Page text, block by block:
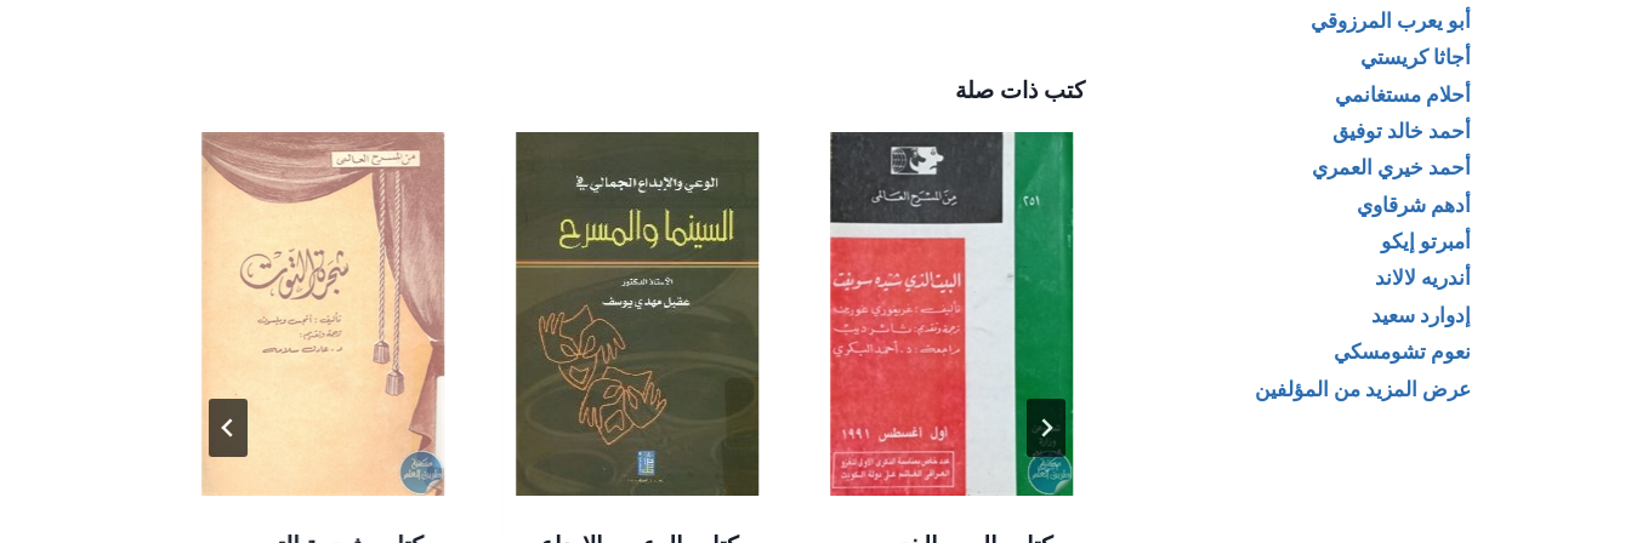
كتب ذات صلة
أبو يعرب المرزوقي
أجاثا كريستي
أحلام مستغانمي
أحمد خالد توفيق
أحمد خيري العمري
أدهم شرقاوي
أمبرتو إيكو
أندريه لالاند
إدوارد سعيد
نعوم تشومسكي
عرض المزيد من المؤلفين